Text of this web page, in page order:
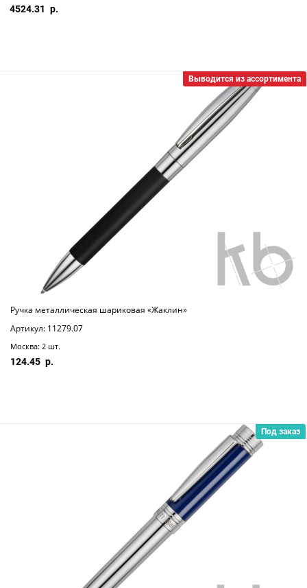
4524.31
Выводится из ассортимента
Ручка металлическая шариковая «Жаклин»
Артикул: 11279.07
Москва: 2 шт.
124.45
Под заказ